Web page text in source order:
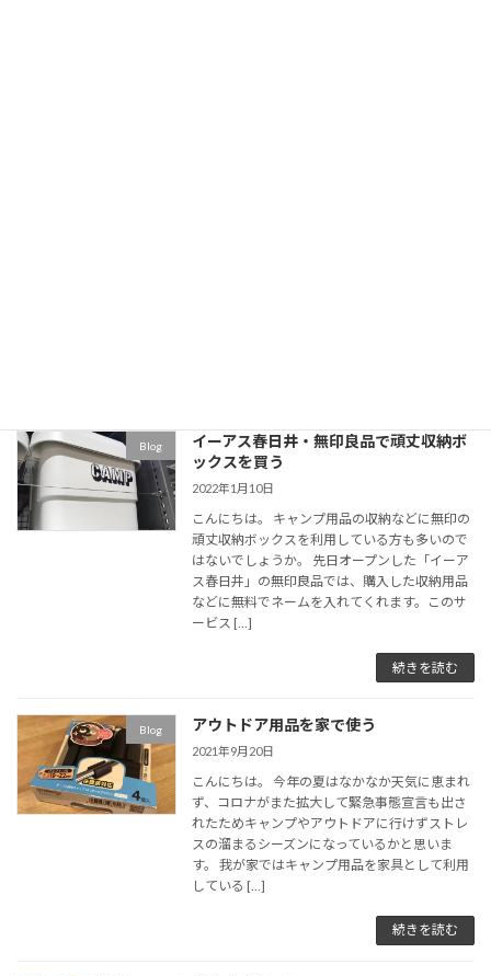
Blog
イーアス春日井・無印良品で頑丈収納ボ
ックスを買う
2022年1月10日
こんにちは。 キャンプ用品の収納などに無印の
頑丈収納ボックスを利用している方も多いので
はないでしょうか。 先日オープンした「イーア
ス春日井」の無印良品では、購入した収納用品
などに無料でネームを入れてくれます。このサ
ービス […]
続きを読む
Blog アウトドア用品を家で使う
2021年9月20日
こんにちは。 今年の夏はなかなか天気に恵まれ
ず、コロナがまた拡大して緊急事態宣言も出さ
れたためキャンプやアウトドアに行けずストレ
スの溜まるシーズンになっているかと思いま
す。 我が家ではキャンプ用品を家具として利用
している […]
続きを読む